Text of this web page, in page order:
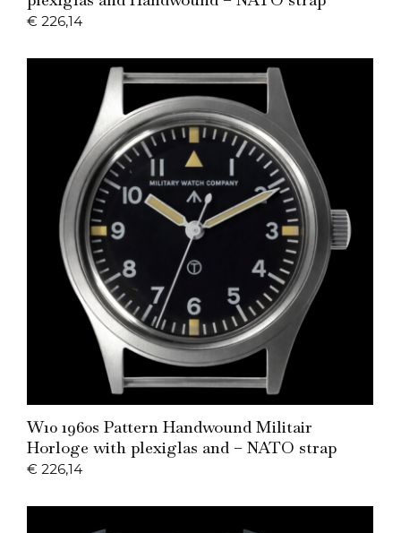
€ 226,14
W10 1960s Pattern Handwound Militair
Horloge with plexiglas and – NATO strap
€ 226,14